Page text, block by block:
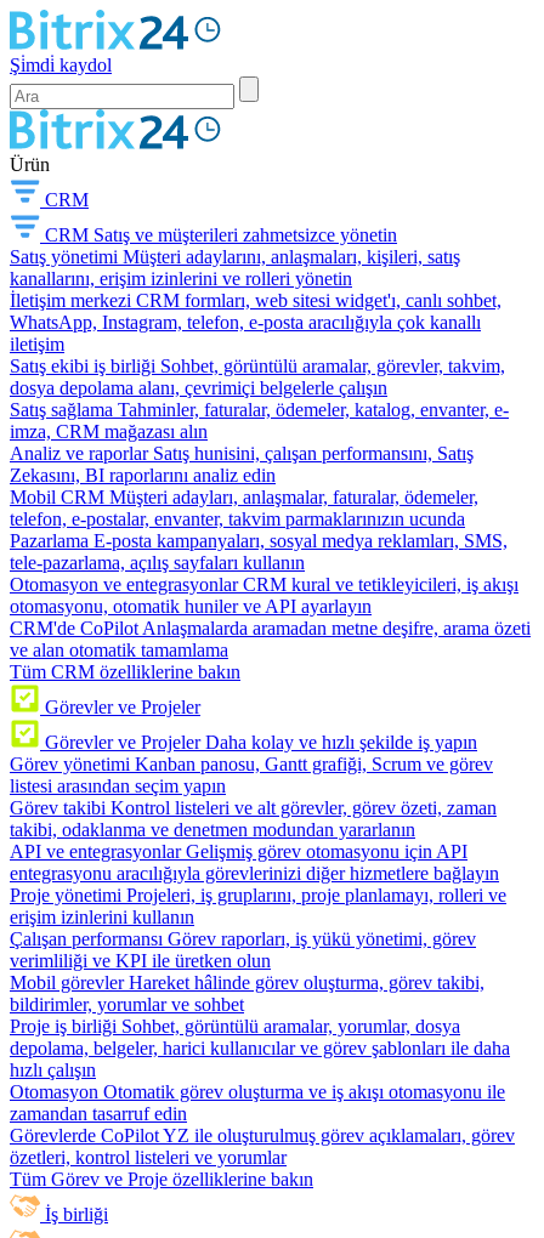
Şi̇mdi̇ kaydol
Ürün
CRM
CRM Satış ve müşterileri zahmetsizce yönetin
Satış yönetimi Müşteri adaylarını, anlaşmaları, kişileri, satış
kanallarını, erişim izinlerini ve rolleri yönetin
İletişim merkezi CRM formları, web sitesi widget'ı, canlı sohbet,
WhatsApp, Instagram, telefon, e-posta aracılığıyla çok kanallı
iletişim
Satış ekibi iş birliği Sohbet, görüntülü aramalar, görevler, takvim,
dosya depolama alanı, çevrimiçi belgelerle çalışın
Satış sağlama Tahminler, faturalar, ödemeler, katalog, envanter, e-
imza, CRM mağazası alın
Analiz ve raporlar Satış hunisini, çalışan performansını, Satış
Zekasını, BI raporlarını analiz edin
Mobil CRM Müşteri adayları, anlaşmalar, faturalar, ödemeler,
telefon, e-postalar, envanter, takvim parmaklarınızın ucunda
Pazarlama E-posta kampanyaları, sosyal medya reklamları, SMS,
tele-pazarlama, açılış sayfaları kullanın
Otomasyon ve entegrasyonlar CRM kural ve tetikleyicileri, iş akışı
otomasyonu, otomatik huniler ve API ayarlayın
CRM'de CoPilot Anlaşmalarda aramadan metne deşifre, arama özeti
ve alan otomatik tamamlama
Tüm CRM özelliklerine bakın
Görevler ve Projeler
Görevler ve Projeler Daha kolay ve hızlı şekilde iş yapın
Görev yönetimi Kanban panosu, Gantt grafiği, Scrum ve görev
listesi arasından seçim yapın
Görev takibi Kontrol listeleri ve alt görevler, görev özeti, zaman
takibi, odaklanma ve denetmen modundan yararlanın
API ve entegrasyonlar Gelişmiş görev otomasyonu için API
entegrasyonu aracılığıyla görevlerinizi diğer hizmetlere bağlayın
Proje yönetimi Projeleri, iş gruplarını, proje planlamayı, rolleri ve
erişim izinlerini kullanın
Çalışan performansı Görev raporları, iş yükü yönetimi, görev
verimliliği ve KPI ile üretken olun
Mobil görevler Hareket hâlinde görev oluşturma, görev takibi,
bildirimler, yorumlar ve sohbet
Proje iş birliği Sohbet, görüntülü aramalar, yorumlar, dosya
depolama, belgeler, harici kullanıcılar ve görev şablonları ile daha
hızlı çalışın
Otomasyon Otomatik görev oluşturma ve iş akışı otomasyonu ile
zamandan tasarruf edin
Görevlerde CoPilotYZ ile oluşturulmuş görev açıklamaları, görev
özetleri, kontrol listeleri ve yorumlar
Tüm Görev ve Proje özelliklerine bakın
İş birliği